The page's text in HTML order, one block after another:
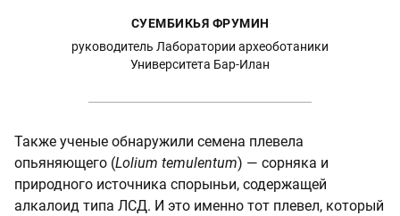
СУЕМБИКЬЯ ФРУМИН
руководитель Лаборатории археоботаники
Университета Бар-Илан
Также ученые обнаружили семена плевела
опьяняющего (Lolium temulentum) — сорняка и
природного источника спорыньи, содержащей
алкалоид типа ЛСД. И это именно тот плевел, который